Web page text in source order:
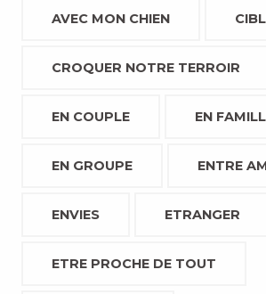
AVEC MON CHIEN
CROQUER NOTRE TERROIR
EN COUPLE EN
EN GROUPE ENTRE
ENVIES ETRANGER
ETRE PROCHE DE TOUT